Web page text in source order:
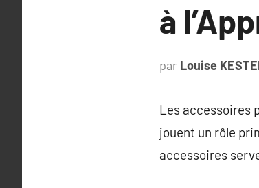
à
par Louise
Les accessoires
jouent un rôle
accessoires